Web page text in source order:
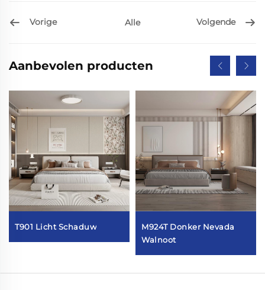
Vorige Alle Volgende
Aanbevolen producten
T901 Licht Schaduw
M924T Donker Nevada
Walnoot